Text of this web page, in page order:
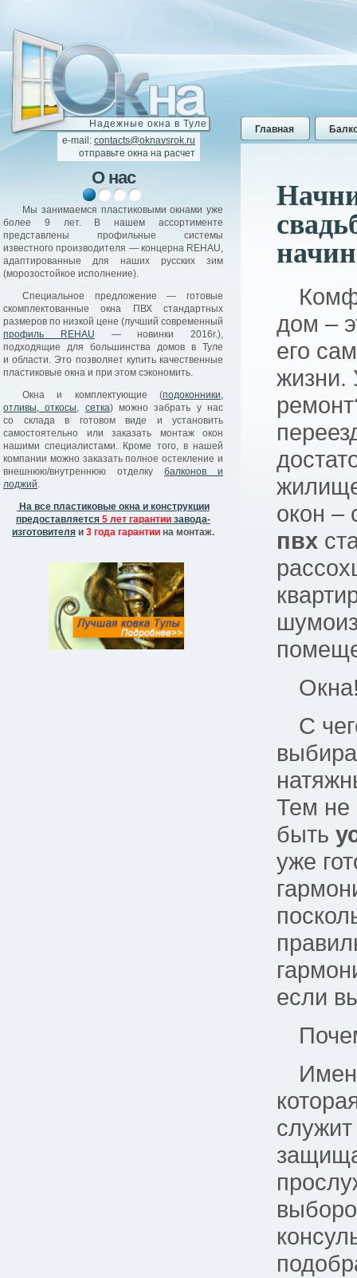
Надежные окна в Туле
e-mail: contacts@oknavsrok.ru
отправьте окна на расчет
Главная
дом –
его
жизни.
окон –
пвх
C
Тем не
быть
уже
если
О нас
Мы занимаемся пластиковыми окнами уже
более 9 лет. В нашем ассортименте
представлены профильные системы
известного производителя — концерна REHAU,
адаптированные для наших русских зим
(морозостойкое исполнение).
Специальное предложение — готовые
скомплектованные окна ПВХ стандартных
размеров по низкой цене (лучший современный
профиль REHAU — новинки 2016г.),
подходящие для большинства домов в Туле
и области. Это позволяет купить качественные
пластиковые окна и при этом сэкономить.
Окна и комплектующие (подоконники,
отливы, откосы
сетка) можно забрать у нас
со склада в готовом виде и установить
самостоятельно или заказать монтаж окон
нашими специалистами. Кроме того, в нашей
компании можно заказать полное остекление и
внешнюю/внутреннюю отделку балконов и
лоджий
На все пластиковые окна и конструкции
предоставляется 5 лет гарантии завода-
изготовителя и 3 года гарантии на монтаж.
В 2016 году в
представленных у нас
и шумоизоляция;
применен
уплотнитель
стала более
и функциональной
INTERNIKA —
система проветривания);
повышенна жесткость
при сопротивлении
качество монтажа в
предоставляется5 лет